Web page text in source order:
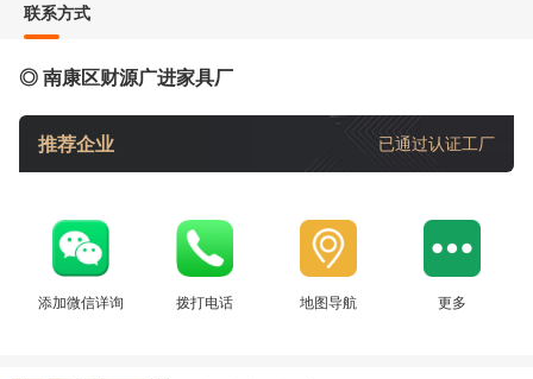
联系方式
◎ 南康区财源广进家具厂
推荐企业 已通过认证工厂
添加微信详询 拨打电话 地图导航 更多